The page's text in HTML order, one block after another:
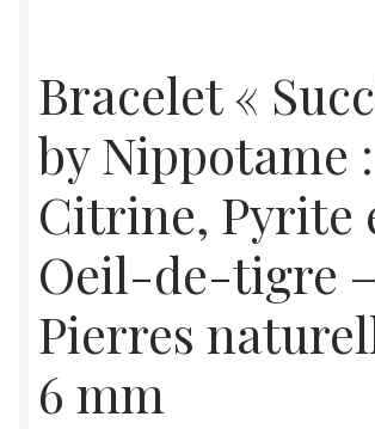
Bracelet «
by Nippotame :
Citrine, Pyrite
Oeil-de-tigre –
Pierres
6 mm